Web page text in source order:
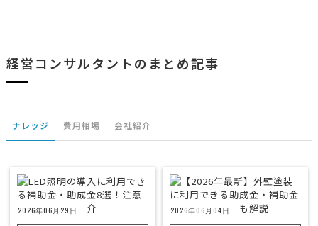
経営コンサルタントのまとめ記事
ナレッジ 費用相場 会社紹介
2026年06月29日 2026年06月04日